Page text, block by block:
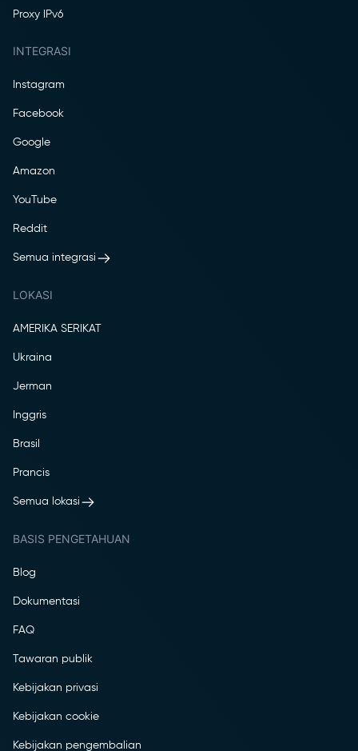
Proxy IPv6
INTEGRASI
Instagram
Facebook
Google
Amazon
YouTube
Reddit
Semua integrasi
LOKASI
AMERIKA SERIKAT
Ukraina
Jerman
Inggris
Brasil
Prancis
Semua lokasi
BASIS PENGETAHUAN
Blog
Dokumentasi
FAQ
Tawaran publik
Kebijakan privasi
Kebijakan cookie
Kebijakan pengembalian